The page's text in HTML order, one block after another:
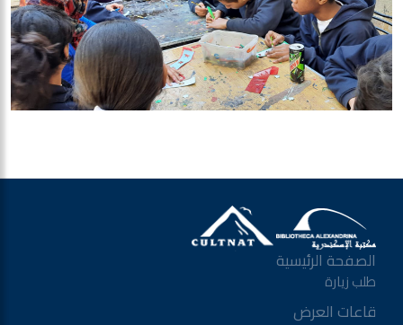
الصفحة الرئيسية
طلب زيارة
قاعات العرض